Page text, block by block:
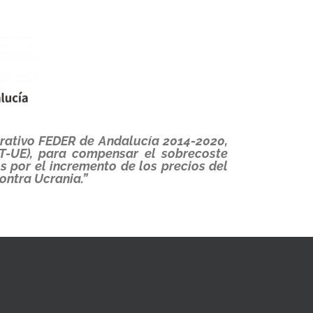
FEDER de Andalucía 2014-2020,
UE), para compensar el sobrecoste
por el incremento de los precios del
Ucrania.”